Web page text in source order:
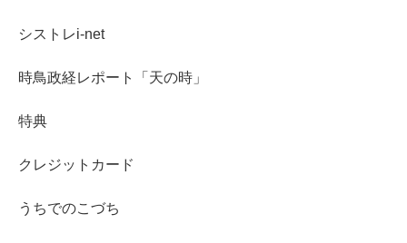
シストレi-net
時鳥政経レポート「天の時」
特典
クレジットカード
うちでのこづち